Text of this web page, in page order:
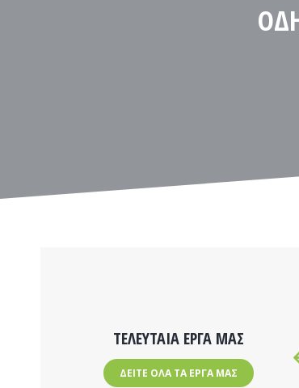
ΤΕΛΕΥΤΑΙΑ ΕΡΓΑ ΜΑΣ
ΔΕΙΤΕ ΟΛΑ ΤΑ ΕΡΓΑ ΜΑΣ